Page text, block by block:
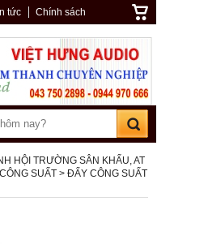
tức Chính sách
HỘI TRƯỜNG SÂN KHẤU, AT
SUẤT
ĐẨY CÔNG SUẤT